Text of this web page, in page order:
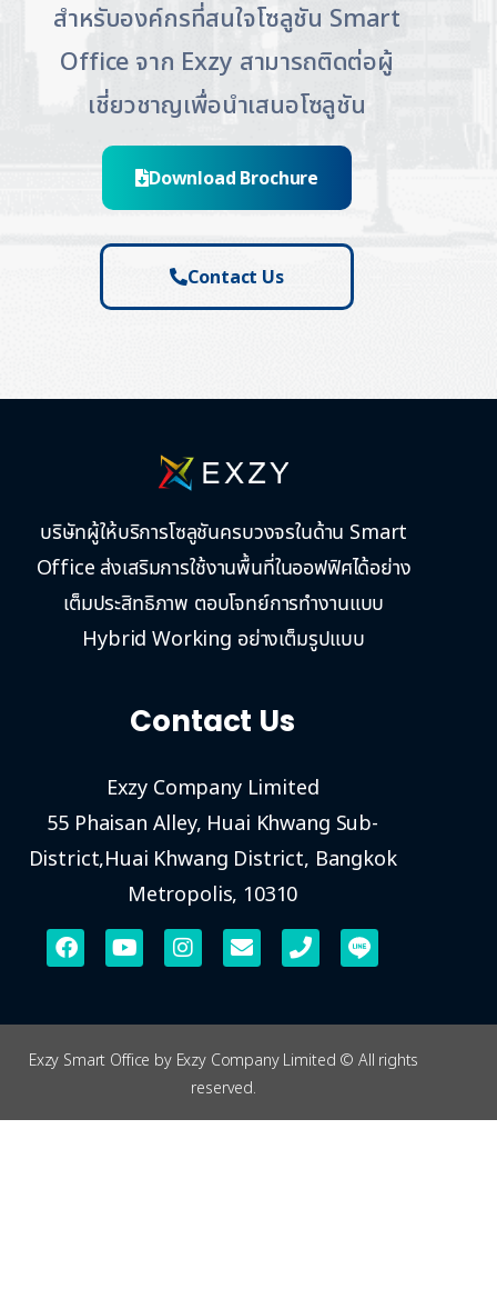
สำหรับองค์กรที่สนใจโซลูชัน Smart
Office จาก Exzy สามารถติดต่อผู้
เชี่ยวชาญเพื่อนำเสนอโซลูชัน
Download Brochure
Contact Us
บริษัทผู้ให้บริการโซลูชันครบวงจรในด้าน Smart
Office ส่งเสริมการใช้งานพื้นที่ในออฟฟิศได้อย่าง
เต็มประสิทธิภาพ ตอบโจทย์การทำงานแบบ
Hybrid Working อย่างเต็มรูปแบบ
Contact Us
Exzy Company Limited
55 Phaisan Alley, Huai Khwang Sub-
District,Huai Khwang District, Bangkok
Metropolis, 10310
Exzy Smart Office by Exzy Company Limited © All rights
reserved.